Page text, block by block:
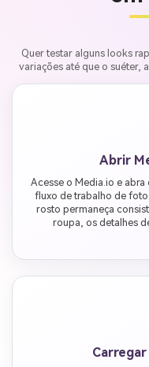
Quer testar alguns looks
variações até que o suéter,
Abrir
Acesse o Media.io e
fluxo de trabalho de
rosto permaneça
roupa, os detalhes